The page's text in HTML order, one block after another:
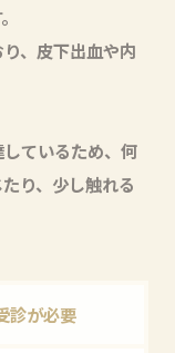
、皮下出血や内
ているため、何
り、少し触れる
診が必要